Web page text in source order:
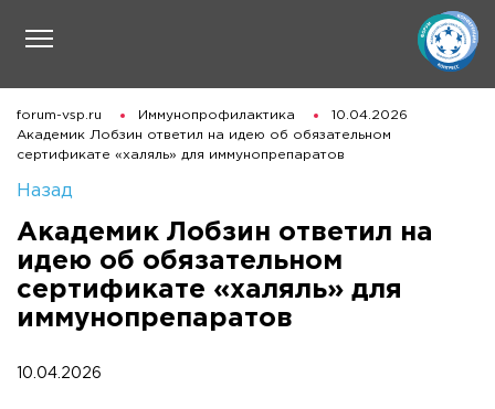
forum-vsp.ru Иммунопрофилактика
10.04.2026
Академик Лобзин ответил на идею об обязательном
сертификате «халяль» для иммунопрепаратов
Назад
Академик Лобзин ответил на
идею об обязательном
сертификате «халяль» для
иммунопрепаратов
10.04.2026